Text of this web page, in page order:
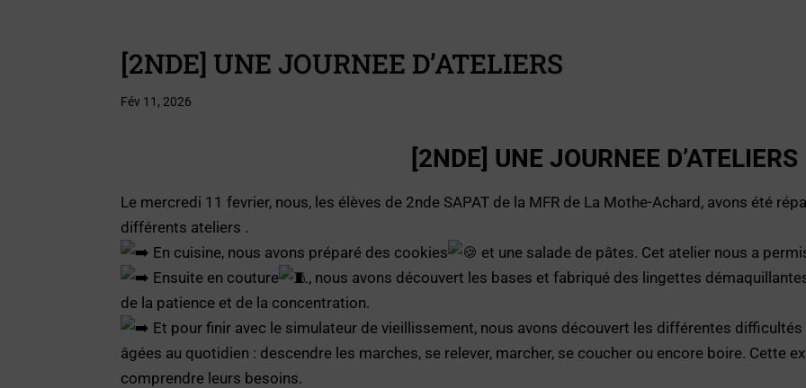
[2NDE] UNE JOURNEE D’ATELIERS
Fév 11, 2026
[2NDE] UNE JOURNEE D’ATELIERS
Le mercredi 11 fevrier, nous, les élèves de 2nde SAPAT de la MFR de La Mothe-Achard, avons été
différents ateliers .
En cuisine, nous avons préparé des cookies
et une salade de pâtes. Cet atelier nous a
Ensuite en couture
, nous avons découvert les bases et fabriqué des lingettes
de la patience et de la concentration.
Et pour finir avec le simulateur de vieillissement, nous avons découvert les différentes
âgées au quotidien : descendre les marches, se relever, marcher, se coucher ou encore boire. Cette
comprendre leurs besoins.